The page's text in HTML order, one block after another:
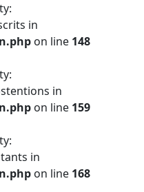
in
on line 148
in
on line 159
in
on line 168